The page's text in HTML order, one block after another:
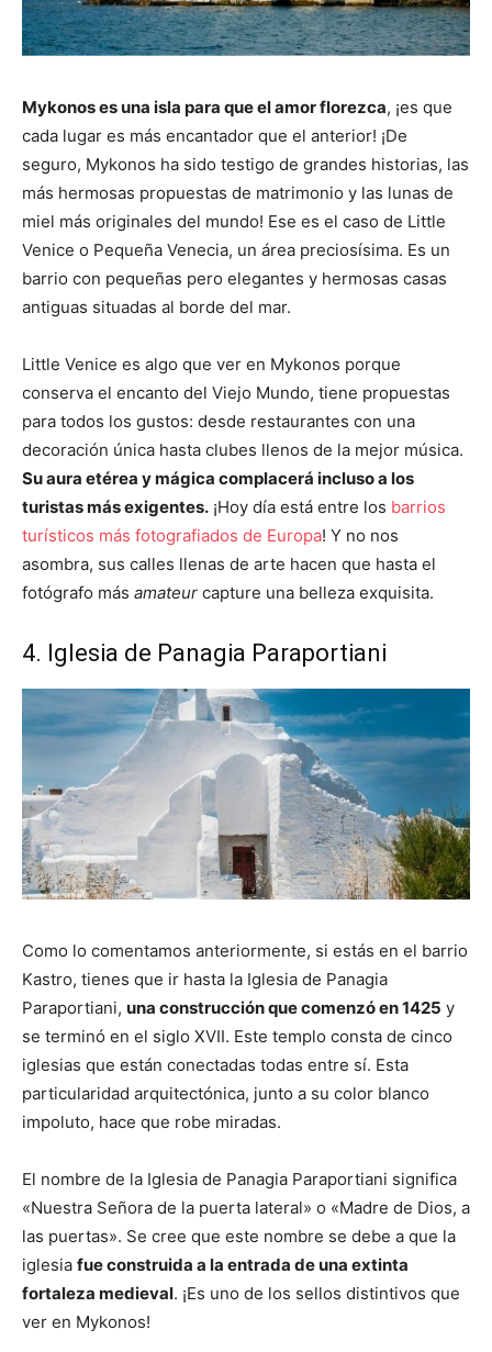
Mykonos es una isla para que el amor florezca, ¡es que
cada lugar es más encantador que el anterior! ¡De
seguro, Mykonos ha sido testigo de grandes historias, las
más hermosas propuestas de matrimonio y las lunas de
miel más originales del mundo! Ese es el caso de Little
Venice o Pequeña Venecia, un área preciosísima. Es un
barrio con pequeñas pero elegantes y hermosas casas
antiguas situadas al borde del mar.
Little Venice es algo que ver en Mykonos porque
conserva el encanto del Viejo Mundo, tiene propuestas
para todos los gustos: desde restaurantes con una
decoración única hasta clubes llenos de la mejor música.
Su aura etérea y mágica complacerá incluso a los
turistas más exigentes. ¡Hoy día está entre los barrios
turísticos más fotografiados de Europa! Y no nos
asombra, sus calles llenas de arte hacen que hasta el
fotógrafo más amateur capture una belleza exquisita.
4. Iglesia de Panagia Paraportiani
Como lo comentamos anteriormente, si estás en el barrio
Kastro, tienes que ir hasta la Iglesia de Panagia
Paraportiani, una construcción que comenzó en 1425 y
se terminó en el siglo XVII. Este templo consta de cinco
iglesias que están conectadas todas entre sí. Esta
particularidad arquitectónica, junto a su color blanco
impoluto, hace que robe miradas.
El nombre de la Iglesia de Panagia Paraportiani significa
«Nuestra Señora de la puerta lateral» o «Madre de Dios, a
las puertas». Se cree que este nombre se debe a que la
iglesia fue construida a la entrada de una extinta
fortaleza medieval. ¡Es uno de los sellos distintivos que
ver en Mykonos!